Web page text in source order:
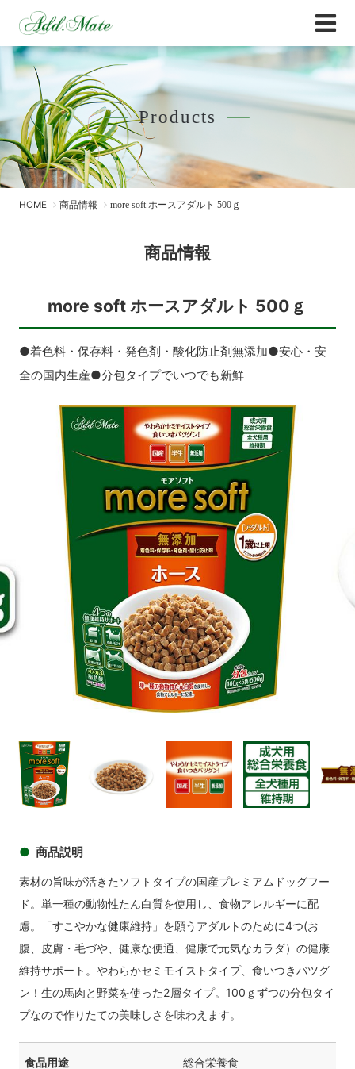
商品情報 - Add.Mate -アド・メイト オフィシ
Products
HOME 商品情報 more soft ホースアダルト 500ｇ
商品情報
more soft ホースアダルト 500ｇ
●着色料・保存料・発色剤・酸化防止剤無添加●安心・安
全の国内生産●分包タイプでいつでも新鮮
商品説明
素材の旨味が活きたソフトタイプの国産プレミアムドッグフー
ド。単一種の動物性たん白質を使用し、食物アレルギーに配
慮。「すこやかな健康維持」を願うアダルトのために4つ(お
腹、皮膚・毛づや、健康な便通、健康で元気なカラダ）の健康
維持サポート。やわらかセミモイストタイプ、食いつきバツグ
ン！生の馬肉と野菜を使った2層タイプ。100ｇずつの分包タイ
プなので作りたての美味しさを味わえます。
食品用途 総合栄養食